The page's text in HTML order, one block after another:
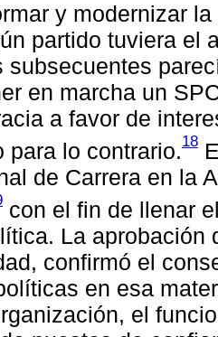
y modernizar
partido tuviera el
subsecuentes
en marcha un
a favor de
para lo contrario.18
de Carrera en la
con el fin de llenar
La aprobación
confirmó el
en esa
el